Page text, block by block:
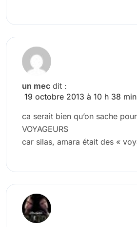
un mec dit :
19 octobre 2013 à 10 h 38 min
ca serait bien qu’on sache
VOYAGEURS
car silas, amara était des «